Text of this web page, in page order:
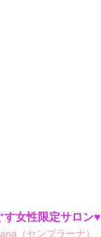
女性限定サロン♥
（センプラーナ）